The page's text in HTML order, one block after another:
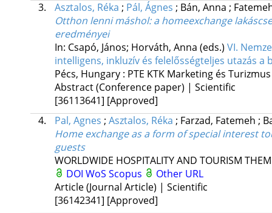
3.
Asztalos, Réka ; Pál, Ágnes ; Bán, Anna ;
Otthon lenni máshol: a homeexchange
eredményei
In: Csapó, János; Horváth, Anna (eds.) VI.
intelligens, inkluzív és felelősségteljes utazás
Pécs, Hungary : PTE KTK Marketing és
Abstract (Conference paper) | Scientific
[36113641] [Approved]
4.
Pal, Agnes ; Asztalos, Réka ; Farzad, Fatemeh ;
Home exchange as a form of special interest
guests
WORLDWIDE HOSPITALITY AND TOURISM
DOI WoS Scopus
Other URL
Article (Journal Article) | Scientific
[36142341] [Approved]